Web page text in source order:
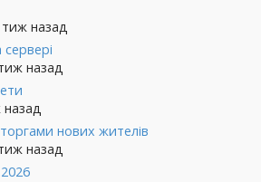
назад
назад
нових жителів
назад